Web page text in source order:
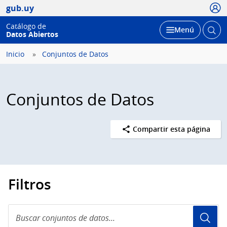
gub.uy
Catálogo de
Datos Abiertos
Desplegar
Menú Abrir
Inicio Conjuntos de Datos
Conjuntos de Datos
Compartir esta página
Filtros
conjuntos